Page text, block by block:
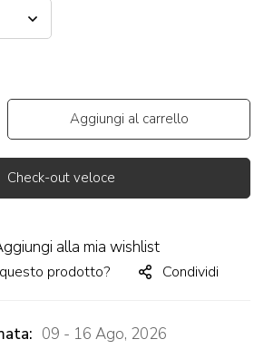
Aggiungi al carrello
Check-out veloce
alla mia wishlist
prodotto? Condividi
09 - 16 Ago, 2026